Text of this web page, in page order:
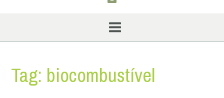
Tag: biocombustível